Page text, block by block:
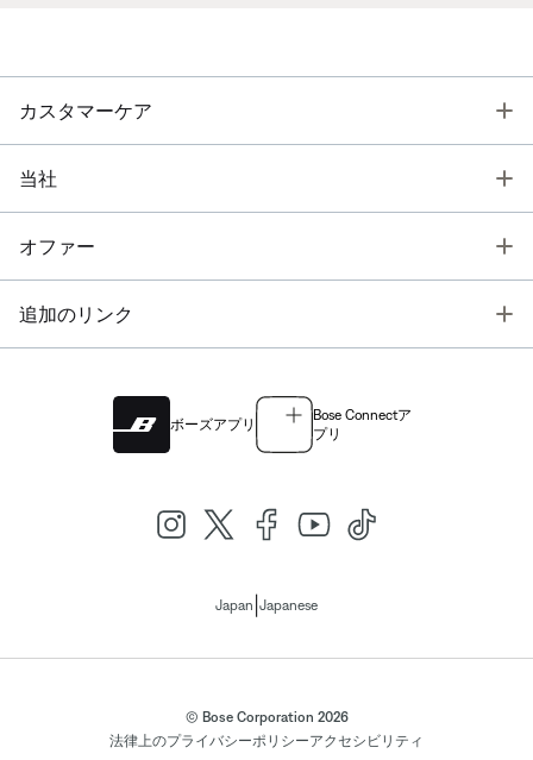
カスタマーケア
当社
オファー
追加のリンク
ボーズアプリ
Bose Connectア
プリ
Japan Japanese
© Bose Corporation 2026
法律上のプライバシーポリシーアクセシビリティ